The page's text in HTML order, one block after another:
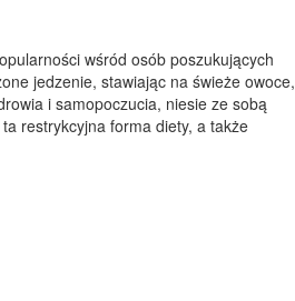
wśród osób poszukujących
jedzenie, stawiając na świeże owoce,
i samopoczucia, niesie ze sobą
restrykcyjna forma diety, a także